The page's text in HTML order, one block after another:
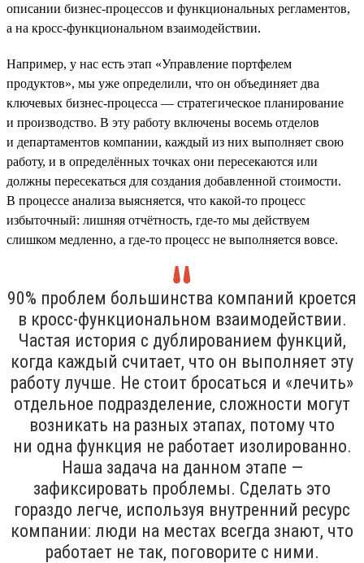
описании бизнес-процессов и функциональных регламентов,
а на кросс-функциональном взаимодействии.
Например, у нас есть этап «Управление портфелем
продуктов», мы уже определили, что он объединяет два
ключевых бизнес-процесса — стратегическое планирование
и производство. В эту работу включены восемь отделов
и департаментов компании, каждый из них выполняет свою
работу, и в определённых точках они пересекаются или
должны пересекаться для создания добавленной стоимости.
В процессе анализа выясняется, что какой-то процесс
избыточный: лишняя отчётность, где-то мы действуем
слишком медленно, а где-то процесс не выполняется вовсе.
90% проблем большинства компаний кроется
в кросс-функциональном взаимодействии.
Частая история с дублированием функций,
когда каждый считает, что он выполняет эту
работу лучше. Не стоит бросаться и «лечить»
отдельное подразделение, сложности могут
возникать на разных этапах, потому что
ни одна функция не работает изолированно.
Наша задача на данном этапе —
зафиксировать проблемы. Сделать это
гораздо легче, используя внутренний ресурс
компании: люди на местах всегда знают, что
работает не так, поговорите с ними.